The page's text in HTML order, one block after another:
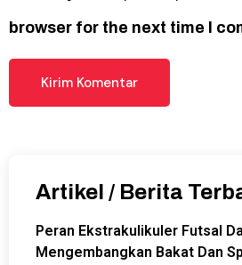
browser for the next time I
Artikel / Berita
Peran Ekstrakulikuler Futsal
Mengembangkan Bakat Dan